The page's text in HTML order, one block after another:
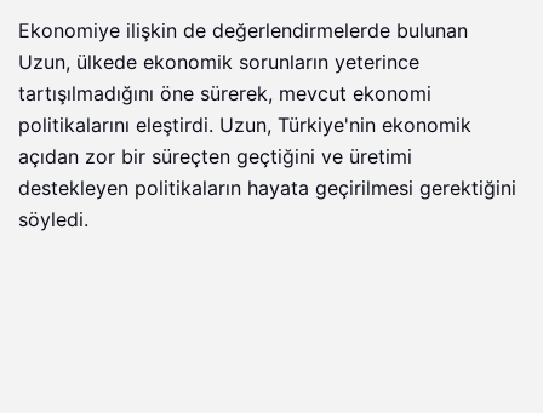
Ekonomiye ilişkin de değerlendirmelerde bulunan
Uzun, ülkede ekonomik sorunların yeterince
tartışılmadığını öne sürerek, mevcut ekonomi
politikalarını eleştirdi. Uzun, Türkiye'nin ekonomik
açıdan zor bir süreçten geçtiğini ve üretimi
destekleyen politikaların hayata geçirilmesi gerektiğini
söyledi.